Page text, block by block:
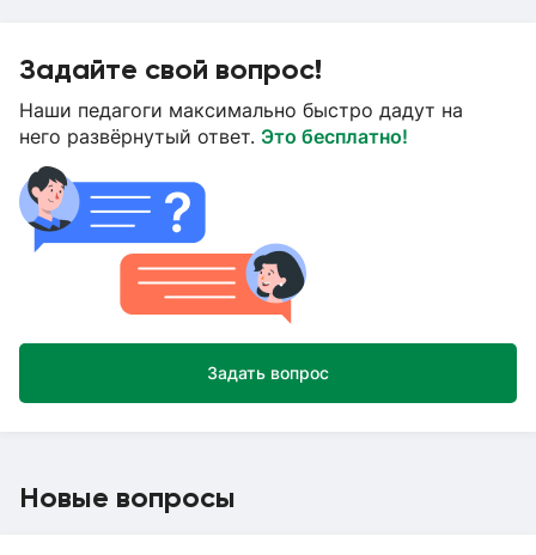
Задайте свой вопрос!
Наши педагоги максимально быстро дадут на
него развёрнутый ответ. Это бесплатно!
Задать вопрос
Новые вопросы